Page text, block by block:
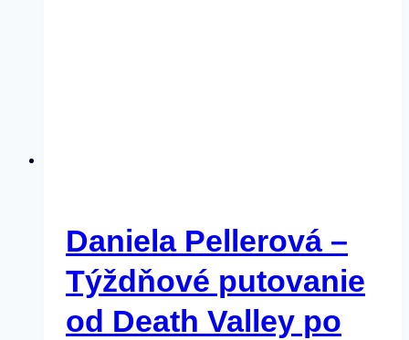
Daniela Pellerová –
Týždňové putovanie
od Death Valley po